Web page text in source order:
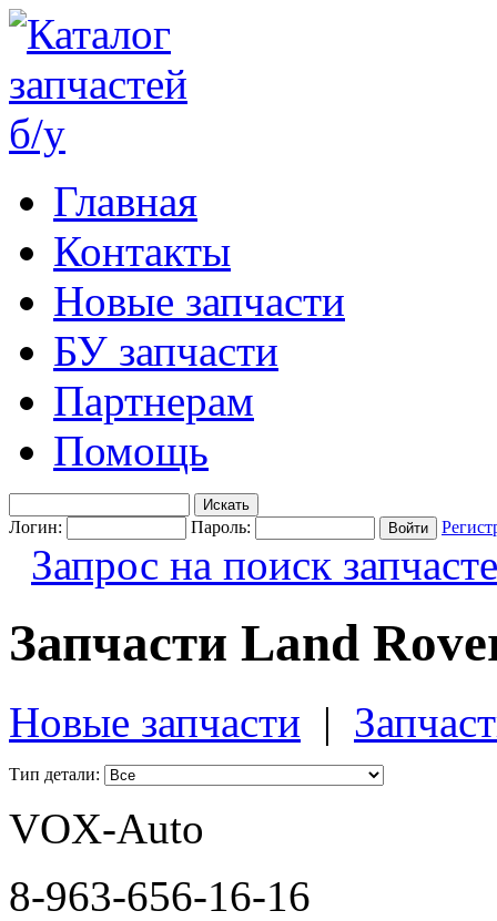
Главная
Контакты
Новые запчасти
БУ запчасти
Партнерам
Помощь
Логин: Пароль:
Запрос на поиск
Запчасти Land
Новые запчасти |
Тип детали:
VOX-Auto
8-963-656-16-16